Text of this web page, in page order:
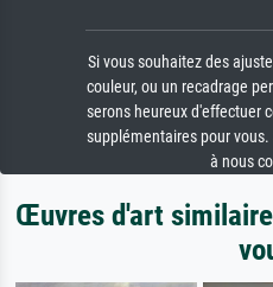
Si vous souhaitez des
couleur, ou un recadrage
serons heureux d'effectuer
supplémentaires pour
à nous
Œuvres d'art